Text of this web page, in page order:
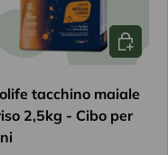
tacchino maiale
2,5kg - Cibo per